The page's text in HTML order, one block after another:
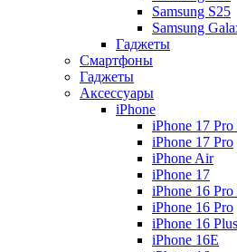
Samsung S25
Samsung
Гаджеты
Смартфоны
Гаджеты
Аксессуары
iPhone
iPhone 17
iPhone 17 Pro
iPhone Air
iPhone 17
iPhone 16
iPhone 16 Pro
iPhone 16 Plus
iPhone 16E